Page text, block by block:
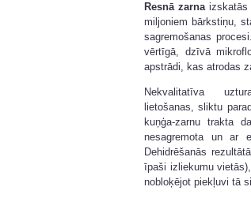
Resnā zarnaizskatās
miljoniem bārkstiņu,
sagremošanas
vērtīgā, dzīvā
apstrādi, kas atrodas
Nekvalitatīva
lietošanas, sliktu
kuņģa-zarnu trakta
nesagremota un ar
Dehidrēšanās
īpaši izliekumu
nobloķējot piekļuvi tā